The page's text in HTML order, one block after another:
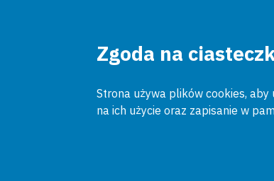
Zgoda na
Strona używa plików cookies,
na ich użycie oraz zapisanie w